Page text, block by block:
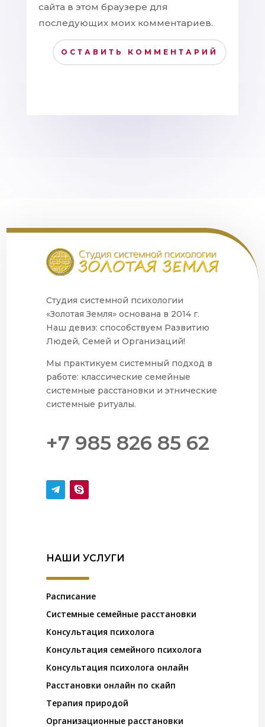
сайта в этом браузере для
последующих моих комментариев.
ОСТАВИТЬ КОММЕНТАРИЙ
Студия системной психологии
«Золотая Земля» основана в 2014 г.
Наш девиз: способствуем Развитию
Людей, Семей и Организаций!
Мы практикуем системный подход в
работе: классические семейные
системные расстановки и этнические
системные ритуалы.
+7 985 826 85 62
НАШИ УСЛУГИ
Расписание
Системные семейные расстановки
Консультация психолога
Консультация семейного психолога
Консультация психолога онлайн
Расстановки онлайн по скайп
Терапия природой
Организационные расстановки